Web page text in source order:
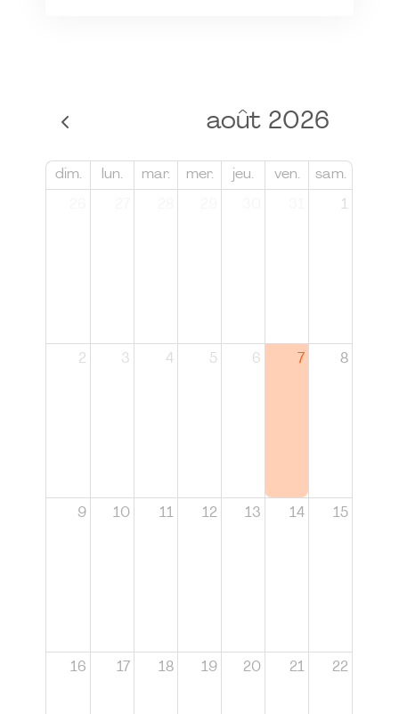
août 2026
dim. lun. mar. mer. jeu. ven. sam.
1
2 3 4 5 6 7 8
9 10 11 12 13 14 15
16 17 18 19 20 21 22